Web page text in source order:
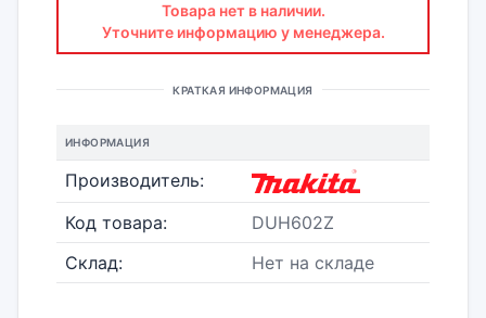
Товара нет в наличии.
Уточните информацию у менеджера.
КРАТКАЯ ИНФОРМАЦИЯ
ИНФОРМАЦИЯ
Производитель:
Код товара:
DUH602Z
Склад:
Нет на складе